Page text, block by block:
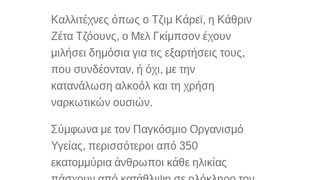
Καλλιτέχνες όπως ο Τζιμ Κάρεϊ, η Κάθριν
Ζέτα Τζόουνς, ο Μελ Γκίμπσον έχουν
μιλήσει δημόσια για τις εξαρτήσεις τους,
που συνδέονταν, ή όχι, με την
κατανάλωση αλκοόλ και τη χρήση
ναρκωτικών ουσιών.
Σύμφωνα με τον Παγκόσμιο Οργανισμό
Υγείας, περισσότεροι από 350
εκατομμύρια άνθρωποι κάθε ηλικίας